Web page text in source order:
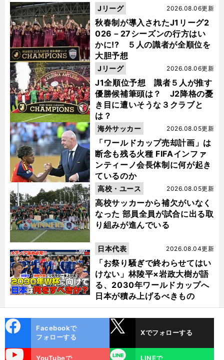
秋春制が導入されたJ1リーグ2
026－27シーズンの行方はい
かに!? ５人の識者が全順位を
大胆予想
2026.08.06更新
Jリーグ
J1全順位予想 識者５人が推す
優勝候補筆頭は？ J2降格の憂
き目に遭いそうな３クラブと
は？
2026.08.06更新
Jリーグ
「ワールドカップ売却計画」は
断念も残る火種 FIFAインファ
ンティーノ会長体制に何が起き
ているのか
2026.08.05更新
海外サッカー
高校サッカーから補欠がいなく
なった 部員全員が試合に出る取
り組みが進んでいる
2026.08.05更新
高校・ユース
「お祭り騒ぎで終わらせてはい
けない」林陵平×岩政大樹が語
る、2030年ワールドカップへ
日本が積み上げるべきもの
2026.08.04更新
日本代表
ok
Facebookで
フォローする
Xでフォローする
YouTubeで LINE LINEで